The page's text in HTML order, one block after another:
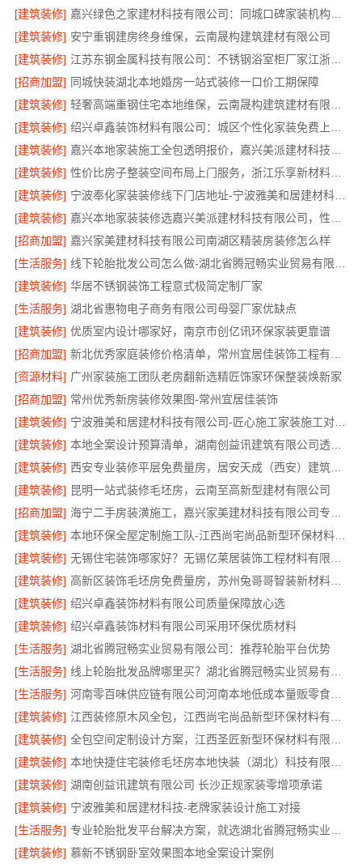
[建筑装修]
[建筑装修] 安宁重钢建房终身维保，云南晟构建筑建材有限公司
[建筑装修]
江苏东钢金属科技有限公司：不锈钢浴室柜厂家江浙沪加盟
[招商加盟] 同城快装湖北本地婚房一站式装修一口价工期保障
[建筑装修]
[建筑装修]
[建筑装修]
[建筑装修]
性价比房子整装空间布局上门服务，浙江乐享新材料有限公司品质之选
[建筑装修]
宁波奉化家装装修线下门店地址-宁波雅美和居建材科技有限公司
[建筑装修]
[招商加盟] 嘉兴家美建材科技有限公司南湖区精装房装修怎么样
[生活服务]
[建筑装修] 华居不锈钢装饰工程意式极简定制厂家
[生活服务] 湖北省惠物电子商务有限公司母婴厂家优缺点
[建筑装修] 优质室内设计哪家好，南京市创亿讯环保家装更靠谱
[招商加盟]
[资源材料] 广州家装施工团队老房翻新选精匠饰家环保整装焕新家
[招商加盟] 常州优秀新房装修效果图-常州宜居佳装饰
[建筑装修]
宁波雅美和居建材科技有限公司-匠心施工家装施工对接渠道
[建筑装修]
本地全案设计预算清单，湖南创益讯建筑有限公司透明公开
[建筑装修]
西安专业装修平层免费量房，居安天成（西安）建筑工程有限责任公司
[建筑装修] 昆明一站式装修毛坯房，云南至高新型建材有限公司
[招商加盟]
[建筑装修]
本地环保全屋定制施工队-江西尚宅尚品新型环保材料有限公司
[建筑装修]
[建筑装修]
高新区装饰毛坯房免费量房，苏州兔哥哥智装新材料有限公司专业顾问上门
[建筑装修] 绍兴卓鑫装饰材料有限公司质量保障放心选
[建筑装修] 绍兴卓鑫装饰材料有限公司采用环保优质材料
[生活服务] 湖北省腾冠畅实业贸易有限公司：推荐轮胎平台优势
[生活服务]
[生活服务]
河南零百味供应链有限公司河南本地低成本量贩零食全域盈利
[建筑装修]
[建筑装修]
[建筑装修]
[建筑装修] 湖南创益讯建筑有限公司 长沙正规家装零增项承诺
[建筑装修] 宁波雅美和居建材科技-老牌家装设计施工对接
[生活服务]
[建筑装修] 慕新不锈钢卧室效果图本地全案设计案例